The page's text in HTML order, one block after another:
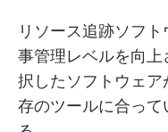
リソース追跡ソフ
事管理レベルを向上
択したソフトウェ
存のツールに合っ